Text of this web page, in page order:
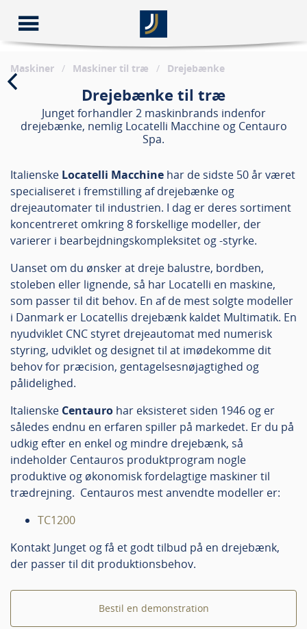
Maskiner / Maskiner til træ / Drejebænke
Drejebænke til træ
Junget forhandler 2 maskinbrands indenfor
drejebænke, nemlig Locatelli Macchine og Centauro
Spa.
Italienske Locatelli Macchine har de sidste 50 år været
specialiseret i fremstilling af drejebænke og
drejeautomater til industrien. I dag er deres sortiment
koncentreret omkring 8 forskellige modeller, der
varierer i bearbejdningskompleksitet og -styrke.
Uanset om du ønsker at dreje balustre, bordben,
stoleben eller lignende, så har Locatelli en maskine,
som passer til dit behov. En af de mest solgte modeller
i Danmark er Locatellis drejebænk kaldet Multimatik. En
nyudviklet CNC styret drejeautomat med numerisk
styring, udviklet og designet til at imødekomme dit
behov for præcision, gentagelsesnøjagtighed og
pålidelighed.
Italienske Centauro har eksisteret siden 1946 og er
således endnu en erfaren spiller på markedet. Er du på
udkig efter en enkel og mindre drejebænk, så
indeholder Centauros produktprogram nogle
produktive og økonomisk fordelagtige maskiner til
trædrejning. Centauros mest anvendte modeller er:
TC1200
Kontakt Junget og få et godt tilbud på en drejebænk,
der passer til dit produktionsbehov.
Bestil en demonstration